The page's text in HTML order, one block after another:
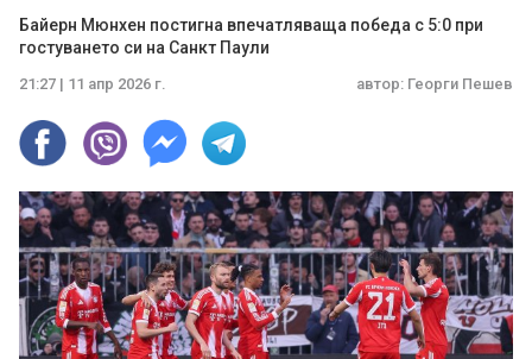
Байерн Мюнхен постигна впечатляваща победа с 5:0 при
гостуването си на Санкт Паули
21:27 | 11 апр 2026 г. автор: Георги Пешев